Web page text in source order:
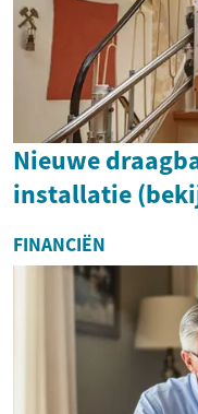
Nieuwe
installatie
FINANCIËN